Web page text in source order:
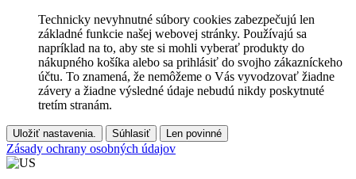
Technicky nevyhnutné súbory cookies zabezpečujú len
základné funkcie našej webovej stránky. Používajú sa
napríklad na to, aby ste si mohli vyberať produkty do
nákupného košíka alebo sa prihlásiť do svojho zákazníckeho
účtu. To znamená, že nemôžeme o Vás vyvodzovať žiadne
závery a žiadne výsledné údaje nebudú nikdy poskytnuté
tretím stranám.
Uložiť nastavenia. Súhlasiť Len povinné
Zásady ochrany osobných údajov